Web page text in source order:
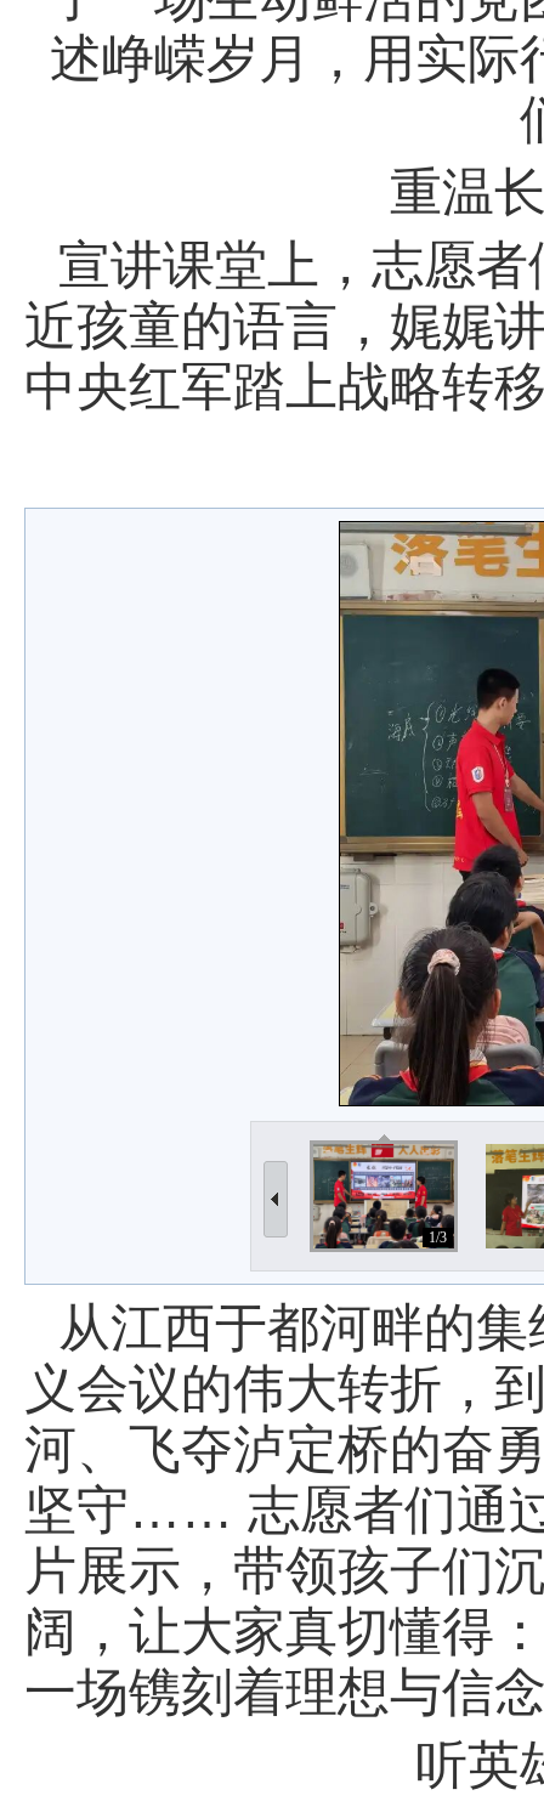
述峥嵘岁月，用实际
重温
宣讲课堂上，志愿者
近孩童的语言，娓娓
中央红军踏上战略转
1/3
从江西于都河畔的
义会议的伟大转折，
河、 飞夺泸定桥的奋
坚守…… 志愿者们通
片展示，带领孩子们
阔，让大家真切懂得
一场镌刻着理想与信
听英